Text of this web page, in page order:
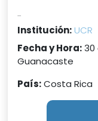
...
Institución: UCR
Fecha y Hora:30
Guanacaste
País:Costa Rica